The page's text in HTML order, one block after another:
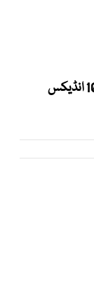
پاکستان اسٹاک ایکسچینج میں ریکارڈ تیزی، 100 انڈیکس